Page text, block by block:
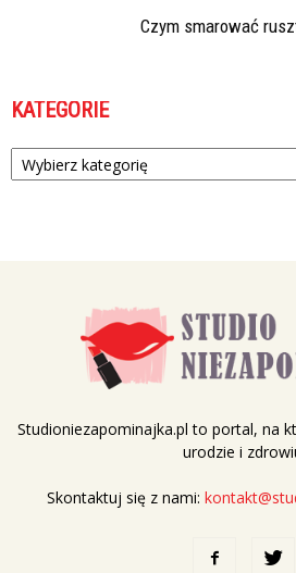
Czym smarować
KATEGORIE
Kategorie
Studioniezapominajka.pl to portal, na
urodzie i
Skontaktuj się z nami: